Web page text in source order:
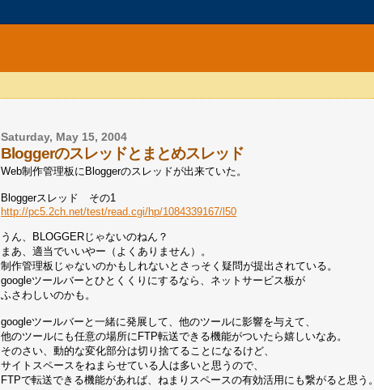
Saturday, May 15, 2004
Bloggerのスレッドとまとめスレッド
Web制作管理板にBloggerのスレッドが出来ていた。
Bloggerスレッド その1
http://pc5.2ch.net/test/read.cgi/hp/1084339167/l50
うん、BLOGGERじゃないのねん？
まあ、適当でいいやー（よくありません）。
制作管理板じゃないのかもしれないとさっそく疑問が提出されている。
googleツールバーとひとくくりにするなら、ネットサービス板が
ふさわしいのかも。
googleツールバーと一緒に発展して、他のツールに影響を与えて、
他のツールにも任意の場所にFTP転送できる機能がついたら嬉しいなあ。
そのさい、動的な変化部分は切り捨てることになるけど、
サイトスペースをねまらせている人は多いと思うので、
FTPで転送できる機能があれば、ねまりスペースの有効活用にも繋がると思う。